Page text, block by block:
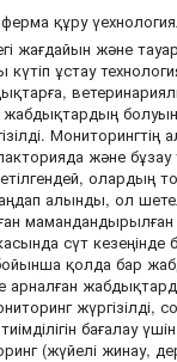
құру
жағдайын және
ұстау
жабдықтардың
Мониторингтің
және бұзау
олардың
алынды, ол
мамандандырылған
сүт кезеңінде
қолда бар
арналған
жүргізілді,
бағалау үшін
(жүйелі жинау,